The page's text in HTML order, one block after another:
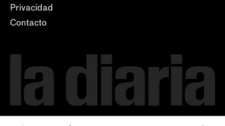
Privacidad
Contacto